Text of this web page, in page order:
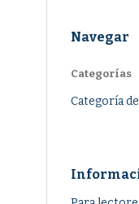
Navegar
Categorías
Categoría